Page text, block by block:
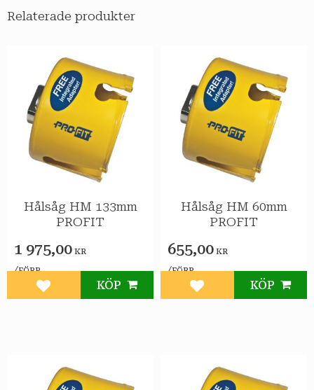
Relaterade produkter
Hålsåg HM 133mm
PROFIT
1 975,00 KR
/FÖRP
Lägg till i favoriter
KÖP
Hålsåg HM 60mm
PROFIT
655,00 KR
/FÖRP
Lägg till i favoriter
KÖP